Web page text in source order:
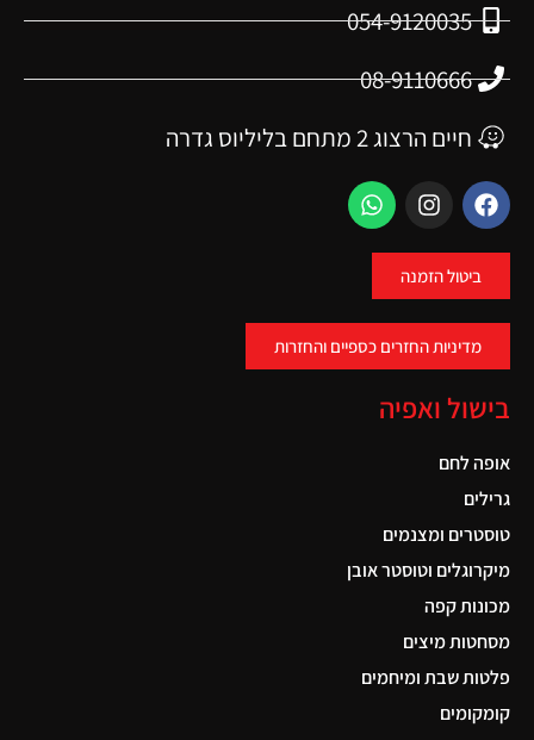
054-9120035
08-9110666
חיים הרצוג 2 מתחם בליליוס גדרה
ביטול הזמנה
מדיניות החזרים כספיים והחזרות
בישול ואפיה
אופה לחם
גרילים
טוסטרים ומצנמים
מיקרוגלים וטוסטר אובן
מכונות קפה
מסחטות מיצים
פלטות שבת ומיחמים
קומקומים